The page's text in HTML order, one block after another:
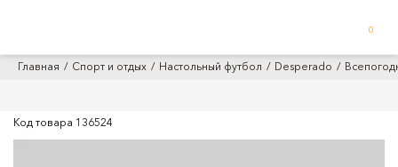
0
Главная Спорт и отдых Настольный футбол Desperado
Код товара 136524